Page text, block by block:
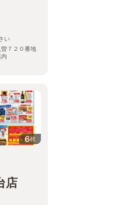
い
７２０番地
6枚
店